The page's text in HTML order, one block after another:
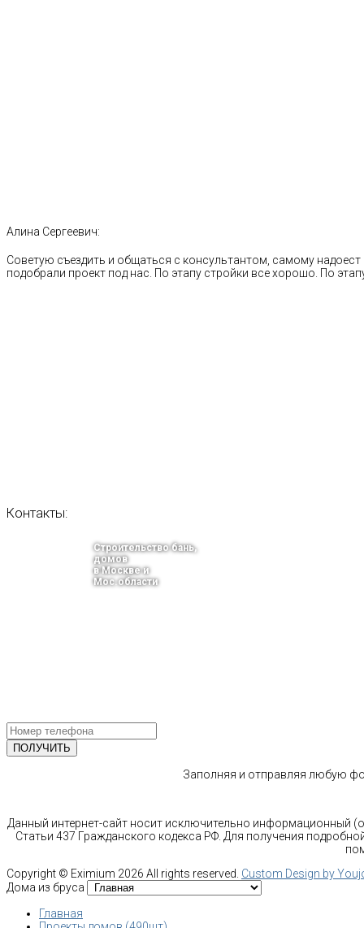
Алина Сергеевич:
Советую съездить и общаться с консультантом, самому
подобрали проект под нас. По этапу стройки все хорошо. По
Контакты:
Строительство бань,
домов
в Москве и
Мос.области
Заполняя и отправляя любую
Данный интернет-сайт носит исключительно информационный
Статьи 437 Гражданского кодекса РФ. Для получения
Copyright © Eximium 2026 All rights reserved. Custom Design by
Дома из бруса
Главная